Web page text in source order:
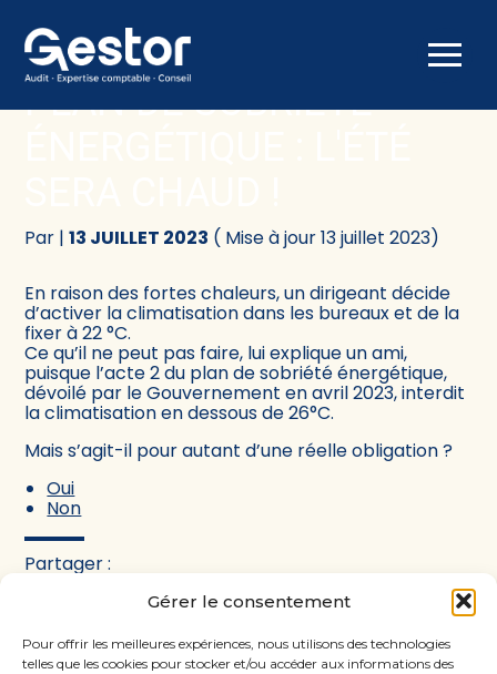
Gérer le consentement
Pour offrir les meilleures expériences, nous utilisons des technologies
telles que les cookies pour stocker et/ou accéder aux informations des
Aller
au
Créer et reprendre une activité
Gérer votre quotidien
Être prêt pour la facturation électronique
Comptabilité
Fiscalité
Juridique
Audit
Conseil
PLAN DE SOBRIÉTÉ
Par |13 JUILLET 2023 ( Mise à jour 13 juillet 2023)
En raison des fortes chaleurs, un dirigeant décide
d’activer la climatisation dans les bureaux et de la
fixer à 22 °C.
Ce qu’il ne peut pas faire, lui explique un ami,
puisque l’acte 2 du plan de sobriété énergétique,
dévoilé par le Gouvernement en avril 2023, interdit
la climatisation en dessous de 26°C.
Mais s’agit-il pour autant d’une réelle obligation ?
Oui
Non
Partager :
FaceBook
TwitterLinkedIn